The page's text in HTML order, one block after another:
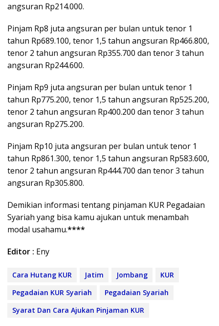
angsuran Rp214.000.
Pinjam Rp8 juta angsuran per bulan untuk tenor 1
tahun Rp689.100, tenor 1,5 tahun angsuran Rp466.800,
tenor 2 tahun angsuran Rp355.700 dan tenor 3 tahun
angsuran Rp244.600.
Pinjam Rp9 juta angsuran per bulan untuk tenor 1
tahun Rp775.200, tenor 1,5 tahun angsuran Rp525.200,
tenor 2 tahun angsuran Rp400.200 dan tenor 3 tahun
angsuran Rp275.200.
Pinjam Rp10 juta angsuran per bulan untuk tenor 1
tahun Rp861.300, tenor 1,5 tahun angsuran Rp583.600,
tenor 2 tahun angsuran Rp444.700 dan tenor 3 tahun
angsuran Rp305.800.
Demikian informasi tentang pinjaman KUR Pegadaian
Syariah yang bisa kamu ajukan untuk menambah
modal usahamu.****
Editor : Eny
Cara Hutang KUR Jatim Jombang
KUR
Pegadaian KUR Syariah
Pegadaian Syariah
Syarat Dan Cara Ajukan Pinjaman KUR